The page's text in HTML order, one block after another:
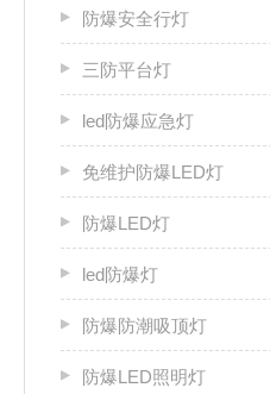
防爆安全行灯
三防平台灯
led防爆应急灯
免维护防爆LED灯
防爆LED灯
led防爆灯
防爆防潮吸顶灯
防爆LED照明灯